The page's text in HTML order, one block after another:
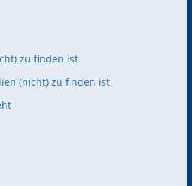
zu finden ist
(nicht) zu finden ist